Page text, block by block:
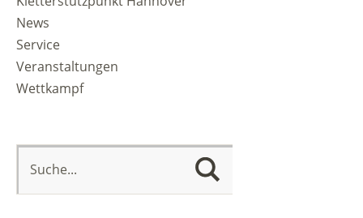
News
Service
Veranstaltungen
Wettkampf